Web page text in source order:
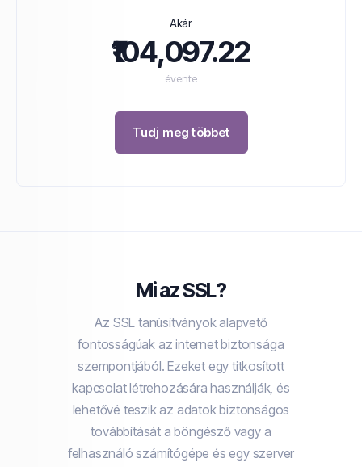
Akár
₹104,097.22
évente
Tudj meg többet
Mi az SSL?
Az SSL tanúsítványok alapvető
fontosságúak az internet biztonsága
szempontjából. Ezeket egy titkosított
kapcsolat létrehozására használják, és
lehetővé teszik az adatok biztonságos
továbbítását a böngésző vagy a
felhasználó számítógépe és egy szerver